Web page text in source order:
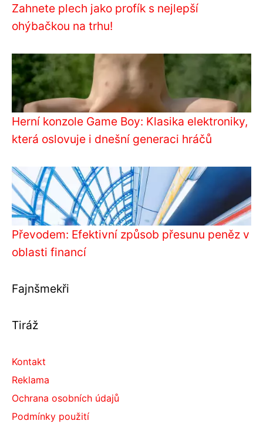
Zahnete plech jako profík s nejlepší
ohýbačkou na trhu!
Herní konzole Game Boy: Klasika elektroniky,
která oslovuje i dnešní generaci hráčů
Převodem: Efektivní způsob přesunu peněz v
oblasti financí
Fajnšmekři
Tiráž
Kontakt
Reklama
Ochrana osobních údajů
Podmínky použití